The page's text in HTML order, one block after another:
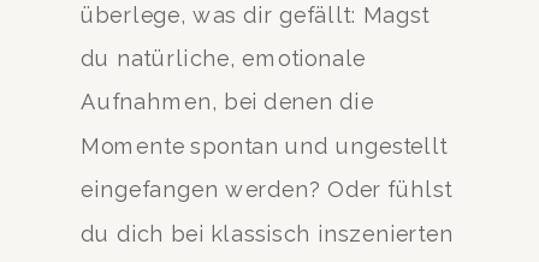
überlege, was dir gefällt: Magst
du natürliche, emotionale
Aufnahmen, bei denen die
Momente spontan und ungestellt
eingefangen werden? Oder fühlst
du dich bei klassisch inszenierten